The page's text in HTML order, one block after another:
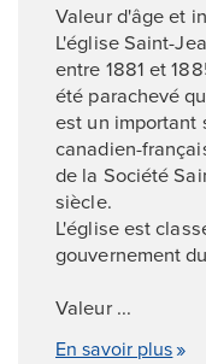
Valeur d'âge et
L'église Saint-
entre 1881 et
été parachevé
est un important
canadien-
de la Société
siècle.
L'église est
gouvernement
Valeur ...
En savoir plus